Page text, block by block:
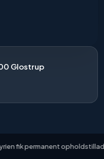
Glostrup
fik permanent